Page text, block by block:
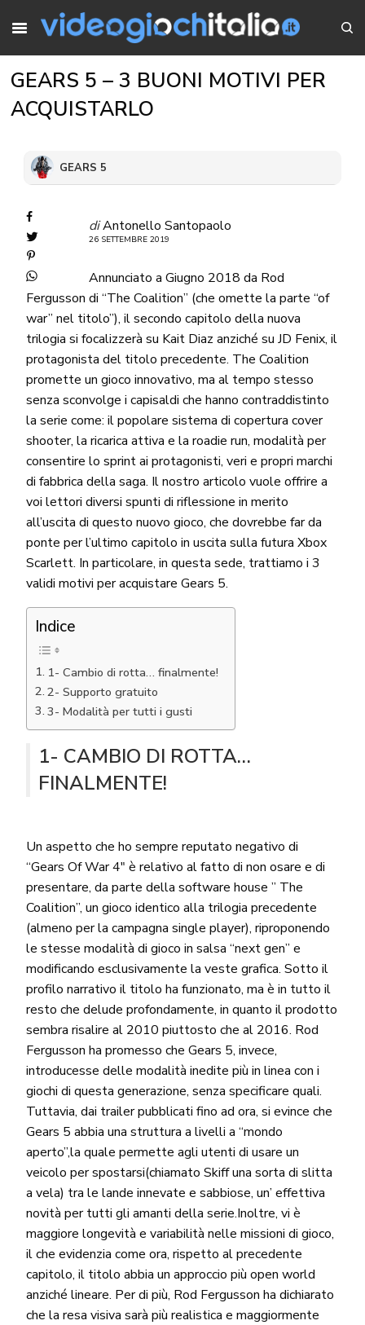
GEARS 5 – 3 BUONI MOTIVI PER
ACQUISTARLO
GEARS 5
diAntonello Santopaolo
26 SETTEMBRE 2019
Annunciato a Giugno 2018 da Rod
Fergusson di “The Coalition” (che omette la parte “of
war” nel titolo”), il secondo capitolo della nuova
trilogia si focalizzerà su Kait Diaz anziché su JD Fenix, il
protagonista del titolo precedente. The Coalition
promette un gioco innovativo, ma al tempo stesso
senza sconvolge i capisaldi che hanno contraddistinto
la serie come: il popolare sistema di copertura cover
shooter, la ricarica attiva e la roadie run, modalità per
consentire lo sprint ai protagonisti, veri e propri marchi
di fabbrica della saga. Il nostro articolo vuole offrire a
voi lettori diversi spunti di riflessione in merito
all’uscita di questo nuovo gioco, che dovrebbe far da
ponte per l’ultimo capitolo in uscita sulla futura Xbox
Scarlett. In particolare, in questa sede, trattiamo i 3
validi motivi per acquistare Gears 5.
Indice
1- Cambio di rotta… finalmente!
2- Supporto gratuito
3- Modalità per tutti i gusti
1- CAMBIO DI ROTTA…
FINALMENTE!
Un aspetto che ho sempre reputato negativo di
“Gears Of War 4″ è relativo al fatto di non osare e di
presentare, da parte della software house ” The
Coalition”, un gioco identico alla trilogia precedente
(almeno per la campagna single player), riproponendo
le stesse modalità di gioco in salsa “next gen” e
modificando esclusivamente la veste grafica. Sotto il
profilo narrativo il titolo ha funzionato, ma è in tutto il
resto che delude profondamente, in quanto il prodotto
sembra risalire al 2010 piuttosto che al 2016. Rod
Fergusson ha promesso che Gears 5, invece,
introducesse delle modalità inedite più in linea con i
giochi di questa generazione, senza specificare quali.
Tuttavia, dai trailer pubblicati fino ad ora, si evince che
Gears 5 abbia una struttura a livelli a “mondo
aperto”,la quale permette agli utenti di usare un
veicolo per spostarsi(chiamato Skiff una sorta di slitta
a vela) tra le lande innevate e sabbiose, un’ effettiva
novità per tutti gli amanti della serie.Inoltre, vi è
maggiore longevità e variabilità nelle missioni di gioco,
il che evidenzia come ora, rispetto al precedente
capitolo, il titolo abbia un approccio più open world
anziché lineare. Per di più, Rod Fergusson ha dichiarato
che la resa visiva sarà più realistica e maggiormente